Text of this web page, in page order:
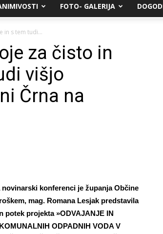
FOTO- GALERIJA
in s tem tudi...
za čisto in
višjo
Črna na
novinarski konferenci je županja Občine
mag. Romana Lesjak predstavila
potek projekta »ODVAJANJE IN
ODPADNIH VODA V